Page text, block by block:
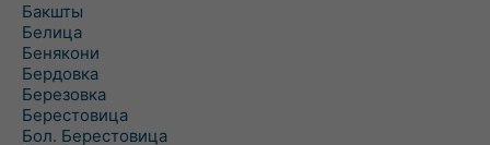
Бакшты
Белица
Бенякони
Бердовка
Березовка
Берестовица
Бол. Берестовица